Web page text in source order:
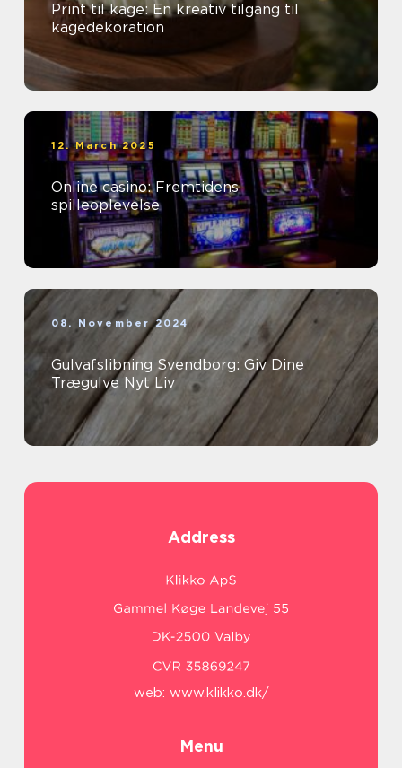
Print til kage: En kreativ tilgang til
kagedekoration
12. March 2025
Online casino: Fremtidens
spilleoplevelse
08. November 2024
Gulvafslibning Svendborg: Giv Dine
Trægulve Nyt Liv
Address
web: www.klikko.dk/
Menu